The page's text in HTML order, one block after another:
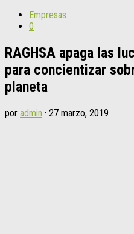
Empresas
0
RAGHSA apaga las
para concientizar
planeta
por admin · 27 marzo, 2019